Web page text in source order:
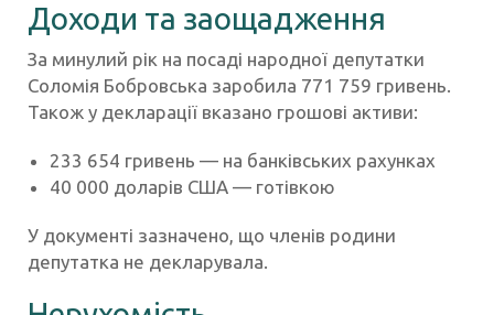
Доходи та заощадження
За минулий рік на посаді народної депутатки
Соломія Бобровська заробила 771 759 гривень.
Також у декларації вказано грошові активи:
233 654 гривень — на банківських рахунках
40 000 доларів США — готівкою
У документі зазначено, що членів родини
депутатка не декларувала.